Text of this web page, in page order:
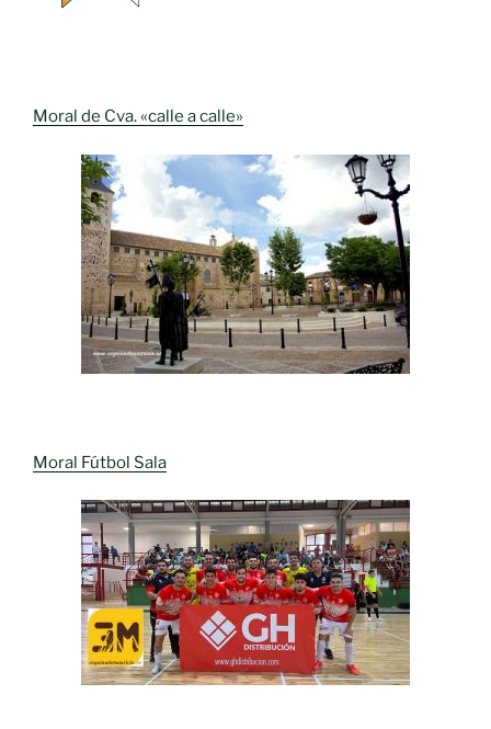
Moral de Cva. «calle a calle»
Moral Fútbol Sala